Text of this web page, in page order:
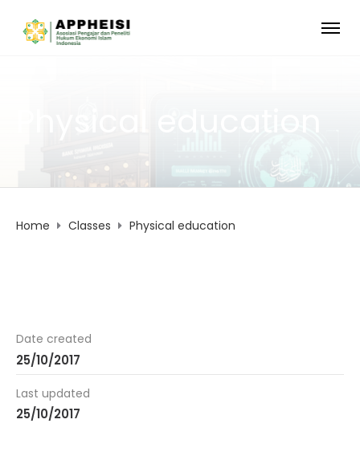
Home Classes Physical education
Date created
25/10/2017
Last updated
25/10/2017